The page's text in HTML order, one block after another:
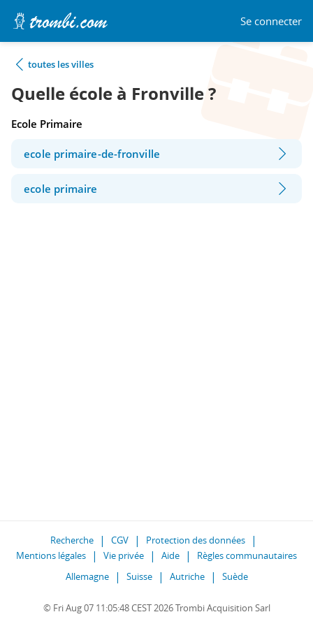
Se connecter
toutes les villes
Quelle école à Fronville ?
Ecole Primaire
ecole primaire-de-fronville
ecole primaire
Recherche CGV
Protection des données
Mentions légales
Vie privée Aide
Règles communautaires
Allemagne
Suisse Autriche Suède
© Fri Aug 07 11:05:48 CEST 2026 Trombi Acquisition Sarl